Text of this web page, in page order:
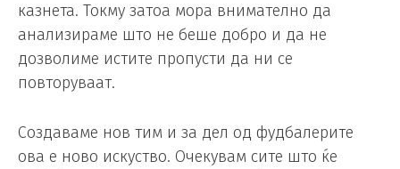
казнета. Токму затоа мора внимателно да
анализираме што не беше добро и да не
дозволиме истите пропусти да ни се
повторуваат.
Создаваме нов тим и за дел од фудбалерите
ова е ново искуство. Очекувам сите што ќе